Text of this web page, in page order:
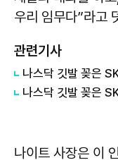
우리 임무다”라고
관련기사
나이트 사장은 이